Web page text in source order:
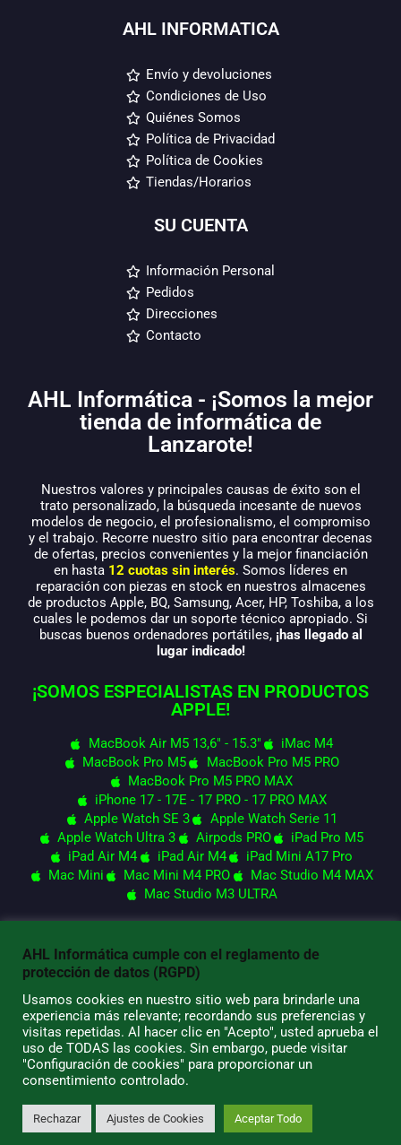
AHL INFORMATICA
Envío y devoluciones
Condiciones de Uso
Quiénes Somos
Política de Privacidad
Política de Cookies
Tiendas/Horarios
SU CUENTA
Información Personal
Pedidos
Direcciones
Contacto
AHL Informática - ¡Somos la mejor
tienda de informática de
Lanzarote!
Nuestros valores y principales causas de éxito son el
trato personalizado, la búsqueda incesante de nuevos
modelos de negocio, el profesionalismo, el compromiso
y el trabajo. Recorre nuestro sitio para encontrar decenas
de ofertas, precios convenientes y la mejor financiación
en hasta 12 cuotas sin interés. Somos líderes en
reparación con piezas en stock en nuestros almacenes
de productos Apple, BQ, Samsung, Acer, HP, Toshiba, a los
cuales le podemos dar un soporte técnico apropiado. Si
buscas buenos ordenadores portátiles, ¡has llegado al
lugar indicado!
¡SOMOS ESPECIALISTAS EN PRODUCTOS
APPLE!
MacBook Air M5 13,6" - 15.3"
iMac M4
MacBook Pro M5
MacBook Pro M5 PRO
MacBook Pro M5 PRO MAX
iPhone 17 - 17E - 17 PRO - 17 PRO MAX
Apple Watch SE 3
Apple Watch Serie 11
Apple Watch Ultra 3
Airpods PRO
iPad Pro M5
iPad Air M4
iPad Air M4
iPad Mini A17 Pro
Mac Mini
Mac Mini M4 PRO
Mac Studio M4 MAX
Mac Studio M3 ULTRA
© 2026 AHL Informática
AHL Informática cumple con el reglamento de
protección de datos (RGPD)
Usamos cookies en nuestro sitio web para brindarle una
experiencia más relevante; recordando sus preferencias y
visitas repetidas. Al hacer clic en "Acepto", usted aprueba el
uso de TODAS las cookies. Sin embargo, puede visitar
"Configuración de cookies" para proporcionar un
consentimiento controlado.
Rechazar Ajustes de Cookies Aceptar Todo